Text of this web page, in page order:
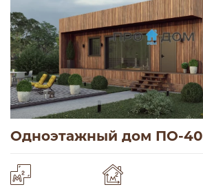
Одноэтажный дом ПО-40